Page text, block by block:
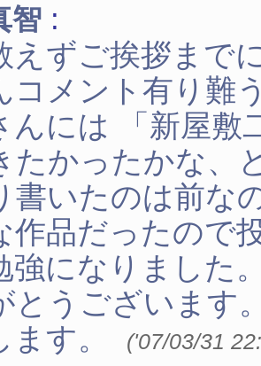
智 :
えずご挨拶まで
コメント有り難
んには 「新屋敷
たかったかな、
書いたのは前な
作品だったので
強になりました
とうございます
ます。
('07/03/31